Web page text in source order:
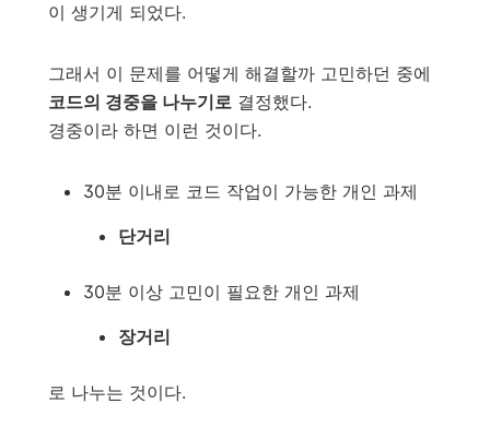
이 생기게 되었다.
그래서 이 문제를 어떻게 해결할까 고민하던 중에
코드의 경중을 나누기로 결정했다.
경중이라 하면 이런 것이다.
30분 이내로 코드 작업이 가능한 개인 과제
단거리
30분 이상 고민이 필요한 개인 과제
장거리
로 나누는 것이다.